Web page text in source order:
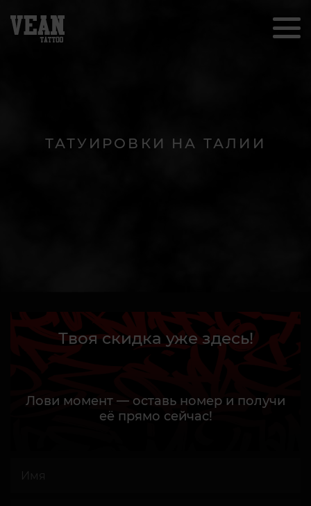
ТАТУИРОВКИ НА ТАЛИИ
Твоя скидка уже здесь!
Лови момент — оставь номер и получи
её прямо сейчас!